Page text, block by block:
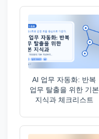
AI 업무 자동화: 반복
업무 탈출을 위한 기본
지식과 체크리스트